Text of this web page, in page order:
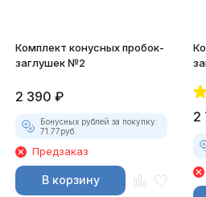
Комплект конусных пробок-
заглушек №2
2 390 ₽
Бонусных рублей за покупку:
71.77руб.
Предзаказ
В корзину
2